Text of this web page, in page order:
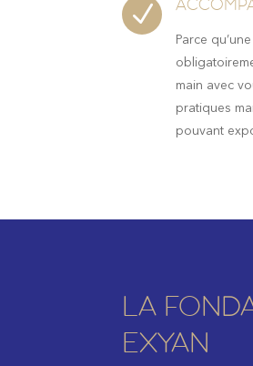
N
Parce
main avec
pratiques
pouvant
LA
EXYAN